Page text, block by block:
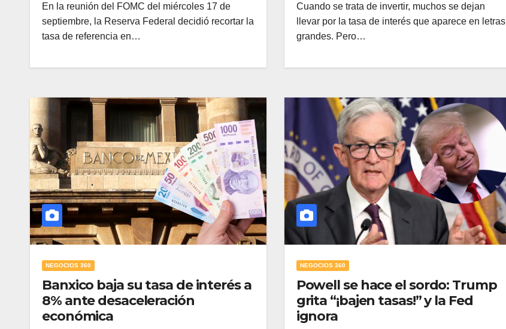
En la reunión del FOMC del miércoles 17 de
septiembre, la Reserva Federal decidió recortar la
tasa de referencia en…
Cuando se trata de invertir, muchos se dejan
llevar por la tasa de interés que aparece en letras
grandes. Pero…
NEGOCIOS 360
Banxico baja su tasa de interés a
8% ante desaceleración
económica
NEGOCIOS 360
Powell se hace el sordo: Trump
grita “¡bajen tasas!” y la Fed
ignora